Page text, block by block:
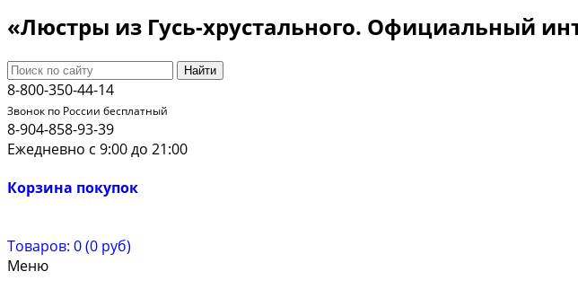
«Люстры из Гусь-хрустального. Официальный
Найти
8-800-350-44-14
Звонок по России бесплатный
8-904-858-93-39
Ежедневно с 9:00 до 21:00
Корзина покупок
Товаров: 0 (0 руб)
Меню